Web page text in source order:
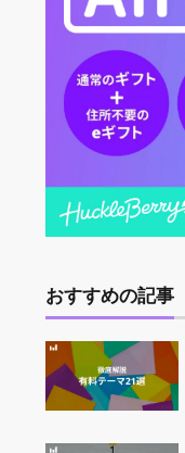
おすすめの記事